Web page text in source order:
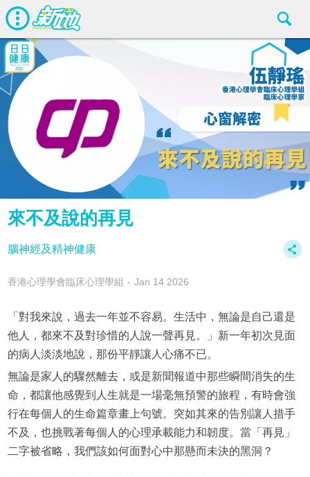
來不及說的再見
腦神經及精神健康
香港心理學會臨床心理學組 Jan 14 2026
「對我來說，過去一年並不容易。生活中，無論是自己還是
他人，都來不及對珍惜的人說一聲再見。」新一年初次見面
的病人淡淡地說，那份平靜讓人心痛不已。
無論是家人的驟然離去，或是新聞報道中那些瞬間消失的生
命，都讓他感覺到人生就是一場毫無預警的旅程，有時會強
行在每個人的生命篇章畫上句號。突如其來的告別讓人措手
不及，也挑戰著每個人的心理承載能力和韌度。當「再見」
二字被省略，我們該如何面對心中那懸而未決的黑洞？